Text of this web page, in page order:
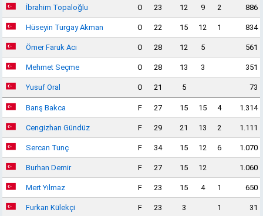
İbrahim Topaloğlu O 23 12 9 2 886
Hüseyin Turgay Akman O 22 15 12 1 834
Ömer Faruk Acı O 28 12 5 561
Mehmet Seçme O 28 13 3 351
Yusuf Oral O 21 5 73
Barış Bakca F 27 15 15 4 1.314
Cengizhan Gündüz F 29 21 13 2 1.111
Sercan Tunç F 34 15 12 6 1.070
Burhan Demir F 27 15 12 1.060
Mert Yılmaz F 23 15 4 1 650
Furkan Külekçi F 23 3 1 31